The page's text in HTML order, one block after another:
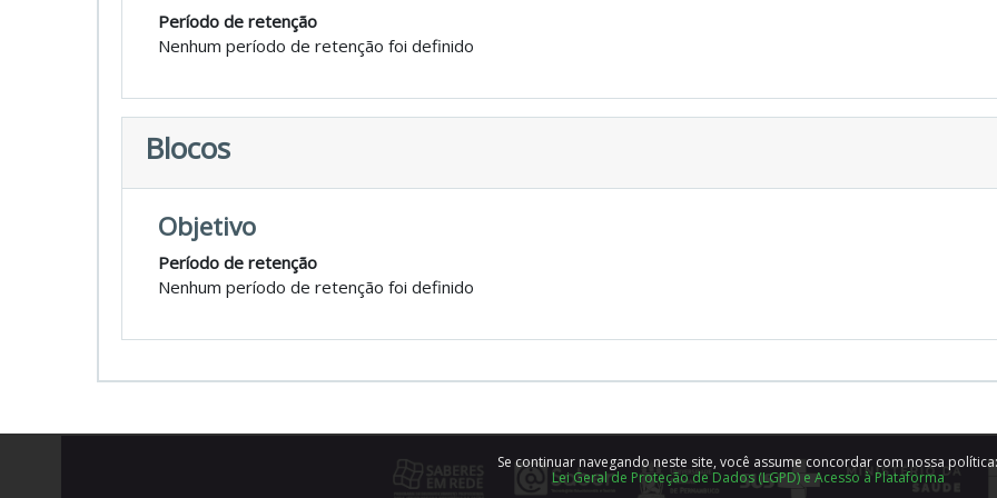
Período de retenção
Nenhum período de retenção foi definido
Blocos
Objetivo
Período de retenção
Nenhum período de retenção foi definido
Se continuar navegando neste site, você assume concordar com nossa política:
Lei Geral de Proteção de Dados (LGPD) e Acesso à Plataforma